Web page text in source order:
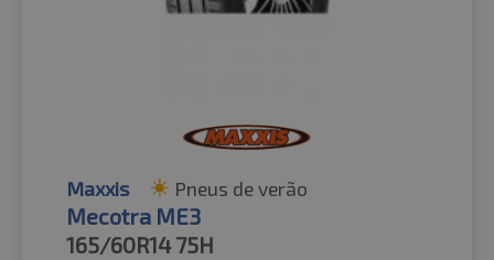
Maxxis Pneus de verão
Mecotra ME3
165/60R14 75H